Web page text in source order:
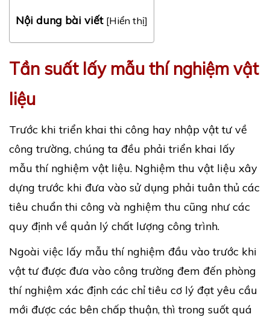
Nội dung bài viết [Hiển thị]
Tần suất lấy mẫu thí nghiệm vật
liệu
Trước khi triển khai thi công hay nhập vật tư về
công trường, chúng ta đều phải triển khai lấy
mẫu thí nghiệm vật liệu. Nghiệm thu vật liệu xây
dựng trước khi đưa vào sử dụng phải tuân thủ các
tiêu chuẩn thi công và nghiệm thu cũng như các
quy định về quản lý chất lượng công trình.
Ngoài việc lấy mẫu thí nghiệm đầu vào trước khi
vật tư được đưa vào công trường đem đến phòng
thí nghiệm xác định các chỉ tiêu cơ lý đạt yêu cầu
mới được các bên chấp thuận, thì trong suốt quá